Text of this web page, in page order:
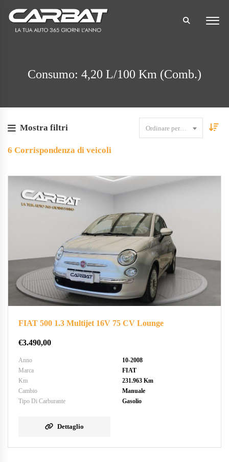
Consumo: 4,20 L/100 Km (comb.)
Mostra filtri Ordinare per data
6 Corrispondenza di veicoli
FIAT 500 1.3 Multijet 16V 75 CV Lounge
€3.490,00
Anno
10-2008
Marca
FIAT
Km
231.963 Km
Cambio
Manuale
Tipo Di Carburante
Gasolio
Dettaglio